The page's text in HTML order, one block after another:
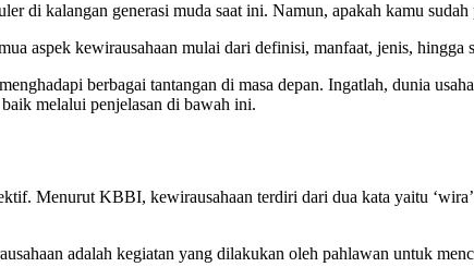
di kalangan generasi muda saat ini. Namun, apakah kamu
aspek kewirausahaan mulai dari definisi, manfaat, jenis,
berbagai tantangan di masa depan. Ingatlah, dunia
melalui penjelasan di bawah ini.
Menurut KBBI, kewirausahaan terdiri dari dua kata yaitu
adalah kegiatan yang dilakukan oleh pahlawan untuk